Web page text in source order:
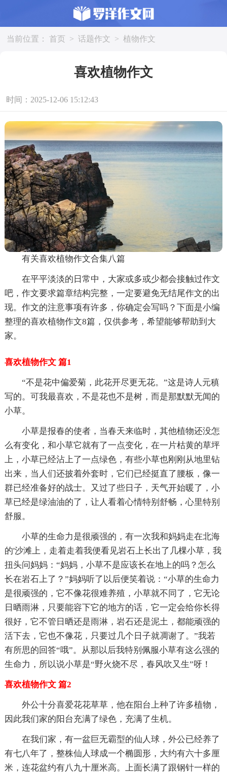
当前位置： 首页 > 话题作文 > 植物作文
喜欢植物作文
时间：2025-12-06 15:12:43
有关喜欢植物作文合集八篇
在平平淡淡的日常中，大家或多或少都会接触过作文
吧，作文要求篇章结构完整，一定要避免无结尾作文的出
现。作文的注意事项有许多，你确定会写吗？下面是小编
整理的喜欢植物作文8篇，仅供参考，希望能够帮助到大
家。
喜欢植物作文 篇1
“不是花中偏爱菊，此花开尽更无花。”这是诗人元稹
写的。可我最喜欢，不是花也不是树，而是那默默无闻的
小草。
小草是报春的使者，当春天来临时，其他植物还没怎
么有变化，和小草它就有了一点变化，在一片枯黄的草坪
上，小草已经沾上了一点绿色，有些小草也刚刚从地里钻
出来，当人们还披着外套时，它们已经挺直了腰板，像一
群已经准备好的战士。又过了些日子，天气开始暖了，小
草已经是绿油油的了，让人看着心情特别舒畅，心里特别
舒服。
小草的生命力是很顽强的，有一次我和妈妈走在北海
的'沙滩上，走着走着我便看见岩石上长出了几棵小草，我
扭头问妈妈：“妈妈，小草不是应该长在地上的吗？怎么
长在岩石上了？”妈妈听了以后便笑着说：“小草的生命力
是很顽强的，它不像花很难养殖，小草就不同了，它无论
日晒雨淋，只要能容下它的地方的话，它一定会给你长得
很好，它不管日晒还是雨淋，岩石还是泥土，都能顽强的
活下去，它也不像花，只要过几个日子就凋谢了。”我若
有所思的回答“哦”。从那以后我特别佩服小草有这么强的
生命力，所以说小草是“野火烧不尽，春风吹又生”呀！
喜欢植物作文 篇2
外公十分喜爱花花草草，他在阳台上种了许多植物，
因此我们家的阳台充满了绿色，充满了生机。
在我们家，有一盆巨无霸型的仙人球，外公已经养了
有七八年了，整株仙人球成一个椭圆形，大约有六十多厘
米，连花盆约有八九十厘米高。上面长满了跟钢针一样的